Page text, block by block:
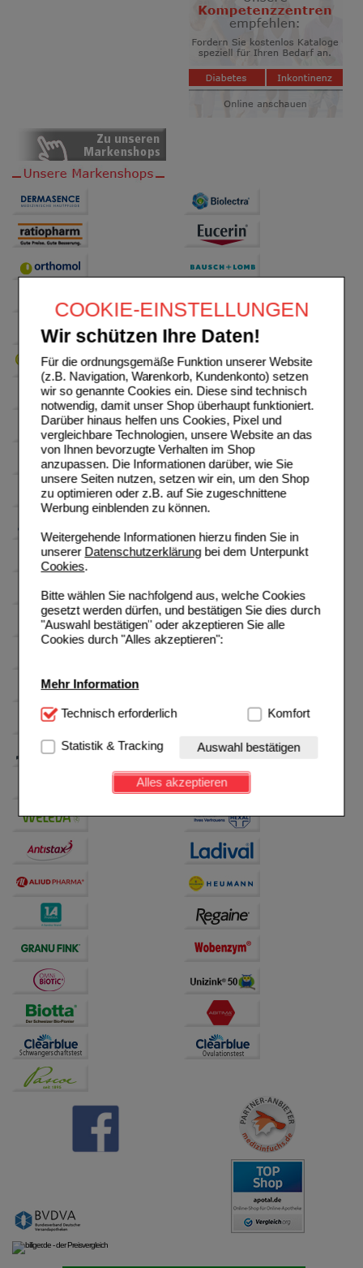
COOKIE-EINSTELLUNGEN
Wir schützen Ihre Daten!
Für die ordnungsgemäße Funktion unserer Website
(z.B. Navigation, Warenkorb, Kundenkonto) setzen
wir so genannte Cookies ein. Diese sind technisch
notwendig, damit unser Shop überhaupt funktioniert.
Darüber hinaus helfen uns Cookies, Pixel und
vergleichbare Technologien, unsere Website an das
von Ihnen bevorzugte Verhalten im Shop
anzupassen. Die Informationen darüber, wie Sie
unsere Seiten nutzen, setzen wir ein, um den Shop
zu optimieren oder z.B. auf Sie zugeschnittene
Werbung einblenden zu können.
Weitergehende Informationen hierzu finden Sie in
unserer Datenschutzerklärungbei dem Unterpunkt
Cookies.
Bitte wählen Sie nachfolgend aus, welche Cookies
gesetzt werden dürfen, und bestätigen Sie dies durch
"Auswahl bestätigen" oder akzeptieren Sie alle
Cookies durch "Alles akzeptieren":
Mehr Information
Technisch Notwendig:Hierbei handelt es sich um
Website notwendig sind (z.B. Navigation, Warenkorb,
Kundenkonto), weshalb auf diese nicht verzichtet
werden kann.
Einkaufserlebnis noch ansprechender zu gestalten,
beispielsweise für die Wiedererkennung des
Besuchers oder unsere Seite an bevorzugte
Verhaltensweisen (z.B. Spracheinstellung)
anzupassen. Komfort-Cookies ermöglichen es uns
auch auf Ihre Bedürfnisse zugeschrittene Inhalte
anzuzeigen und unser Partnerprogramm zu
betreiben.
Statistik & Tracking:
Hierüber lassen sich
unserer Website sammeln, mit deren Hilfe wir unsere
Website weiter für Sie optimieren können, den Inhalt
auf unserer Website aber auch die Werbung auf
Drittseiten möglichst relevant für Sie zu gestalten.
Bitte beachten Sie, dass Daten hierfür teilweise an
Dritte wie z.B. Google oder soziale Medien
übertragen werden.
Technisch erforderlich Komfort
Statistik & Tracking Auswahl bestätigen
Alles akzeptieren